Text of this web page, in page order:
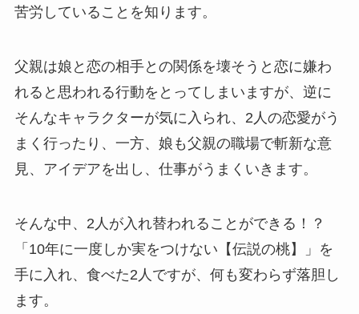
苦労していることを知ります。
父親は娘と恋の相手との関係を壊そうと恋に嫌わ
れると思われる行動をとってしまいますが、逆に
そんなキャラクターが気に入られ、2人の恋愛がう
まく行ったり、一方、娘も父親の職場で斬新な意
見、アイデアを出し、仕事がうまくいきます。
そんな中、2人が入れ替われることができる！？
「 10年に一度しか実をつけない【伝説の桃】
」を
手に入れ、食べた2人ですが、何も変わらず落胆し
ます。